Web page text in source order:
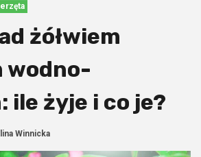
żółwiem
wodno-
ile żyje i co je?
Winnicka